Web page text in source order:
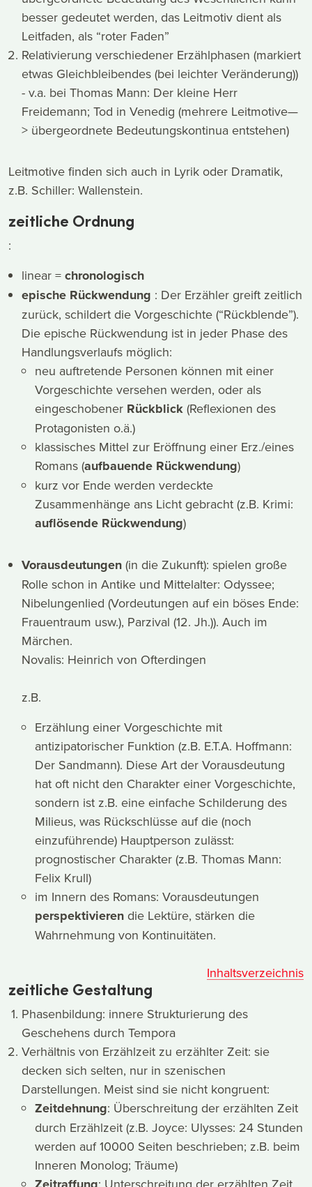
besser gedeutet werden, das Leitmotiv dient als
Leitfaden, als “roter Faden”
Relativierung verschiedener Erzählphasen (markiert
etwas Gleichbleibendes (bei leichter Veränderung))
- v.a. bei Thomas Mann: Der kleine Herr
Freidemann; Tod in Venedig (mehrere Leitmotive—
> übergeordnete Bedeutungskontinua entstehen)
Leitmotive finden sich auch in Lyrik oder Dramatik,
z.B. Schiller: Wallenstein.
zeitliche Ordnung
:
linear =chronologisch
epische Rückwendung : Der Erzähler greift zeitlich
zurück, schildert die Vorgeschichte (“Rückblende”).
Die epische Rückwendung ist in jeder Phase des
Handlungsverlaufs möglich:
neu auftretende Personen können mit einer
Vorgeschichte versehen werden, oder als
eingeschobener Rückblick (Reflexionen des
Protagonisten o.ä.)
klassisches Mittel zur Eröffnung einer Erz./eines
Romans (aufbauende Rückwendung)
kurz vor Ende werden verdeckte
Zusammenhänge ans Licht gebracht (z.B. Krimi:
auflösende Rückwendung)
Vorausdeutungen (in die Zukunft): spielen große
Rolle schon in Antike und Mittelalter: Odyssee;
Nibelungenlied (Vordeutungen auf ein böses Ende:
Frauentraum usw.), Parzival (12. Jh.)). Auch im
Märchen.
Novalis: Heinrich von Ofterdingen
z.B.
Erzählung einer Vorgeschichte mit
antizipatorischer Funktion (z.B. E.T.A. Hoffmann:
Der Sandmann). Diese Art der Vorausdeutung
hat oft nicht den Charakter einer Vorgeschichte,
sondern ist z.B. eine einfache Schilderung des
Milieus, was Rückschlüsse auf die (noch
einzuführende) Hauptperson zulässt:
prognostischer Charakter (z.B. Thomas Mann:
Felix Krull)
im Innern des Romans: Vorausdeutungen
perspektivieren die Lektüre, stärken die
Wahrnehmung von Kontinuitäten.
Inhaltsverzeichnis
zeitliche Gestaltung
Phasenbildung: innere Strukturierung des
Geschehens durch Tempora
Verhältnis von Erzählzeit zu erzählter Zeit: sie
decken sich selten, nur in szenischen
Darstellungen. Meist sind sie nicht kongruent:
Zeitdehnung: Überschreitung der erzählten Zeit
durch Erzählzeit (z.B. Joyce: Ulysses: 24 Stunden
werden auf 10000 Seiten beschrieben; z.B. beim
Inneren Monolog; Träume)